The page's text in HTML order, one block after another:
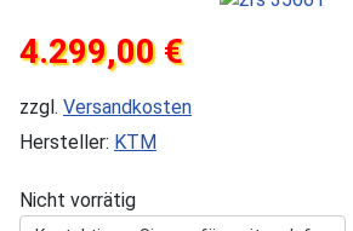
4.299,00 €
zzgl. Versandkosten
Hersteller: KTM
Nicht vorrätig